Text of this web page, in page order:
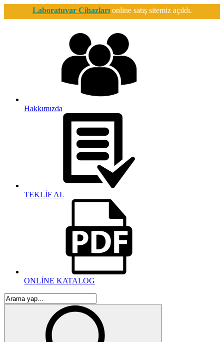
Laboratuvar Cihazlarıonline satış sitemiz açıldı.
Hakkımızda
TEKLİF AL
ONLİNE KATALOG